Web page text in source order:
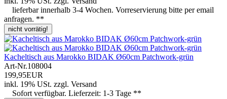
lieferbar innerhalb 3-4 Wochen. Vorreservierung bitte per email
anfragen. **
nicht vorrätig!
Kacheltisch aus Marokko BIDAK Ø60cm Patchwork-grün
Art-Nr.108004
199,95EUR
inkl. 19% USt. zzgl. Versand
Sofort verfügbar. Lieferzeit: 1-3 Tage **